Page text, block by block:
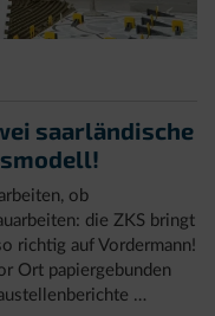
saarländische
ob
die ZKS bringt
richtig auf Vordermann!
Ort papiergebunden
…